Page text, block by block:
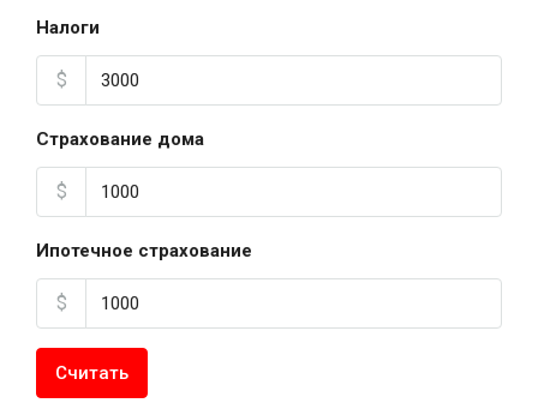
Налоги
$
Страхование дома
$
Ипотечное страхование
$
Считать